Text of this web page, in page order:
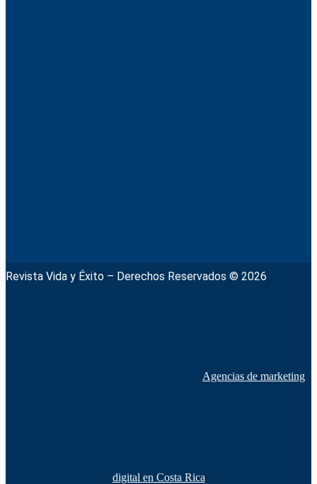
Revista Vida y Éxito – Derechos Reservados © 2026
Agencias de marketing
digital en Costa Rica